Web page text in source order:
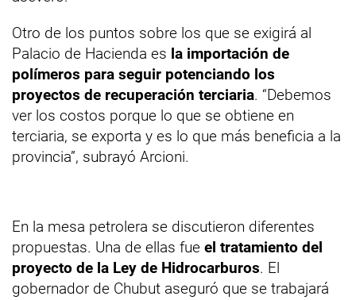
Otro de los puntos sobre los que se exigirá al
Palacio de Hacienda es la importación de
polímeros para seguir potenciando los
proyectos de recuperación terciaria. “Debemos
ver los costos porque lo que se obtiene en
terciaria, se exporta y es lo que más beneficia a la
provincia”, subrayó Arcioni.
En la mesa petrolera se discutieron diferentes
propuestas. Una de ellas fue el tratamiento del
proyecto de la Ley de Hidrocarburos. El
gobernador de Chubut aseguró que se trabajará